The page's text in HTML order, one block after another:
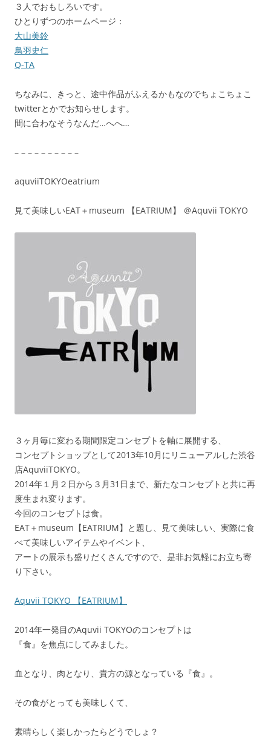
３人でおもしろいです。
ひとりずつのホームページ：
大山美鈴
鳥羽史仁
Q-TA
ちなみに、きっと、途中作品がふえるかもなのでちょこちょこ
twitterとかでお知らせします。
間に合わなそうなんだ…へへ…
– – – – – – – – – –
aquviiTOKYOeatrium
見て美味しいEAT＋museum 【EATRIUM】 ＠Aquvii TOKYO
３ヶ月毎に変わる期間限定コンセプトを軸に展開する、
コンセプトショップとして2013年10月にリニューアルした渋谷
店AquviiTOKYO。
2014年１月２日から３月31日まで、新たなコンセプトと共に再
度生まれ変ります。
今回のコンセプトは食。
EAT＋museum【EATRIUM】と題し、見て美味しい、実際に食
べて美味しいアイテムやイベント、
アートの展示も盛りだくさんですので、是非お気軽にお立ち寄
り下さい。
Aquvii TOKYO 【EATRIUM】
2014年一発目のAquvii TOKYOのコンセプトは
『食』を焦点にしてみました。
血となり、肉となり、貴方の源となっている『食』。
その食がとっても美味しくて、
素晴らしく楽しかったらどうでしょ？